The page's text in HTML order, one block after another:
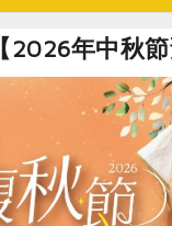
【2026年中秋